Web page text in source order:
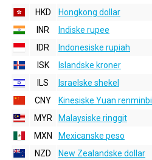
HKD
Hongkong dollar
INR
Indiske rupee
IDR
Indonesiske rupiah
ISK
Islandske kroner
ILS
Israelske shekel
CNY
Kinesiske Yuan renminbi
MYR
Malaysiske ringgit
MXN
Mexicanske peso
NZD
New Zealandske dollar